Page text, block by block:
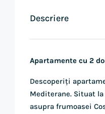
Descriere
Apartamente cu 2
Descoperiți
Mediterane. Situat
asupra frumoasei